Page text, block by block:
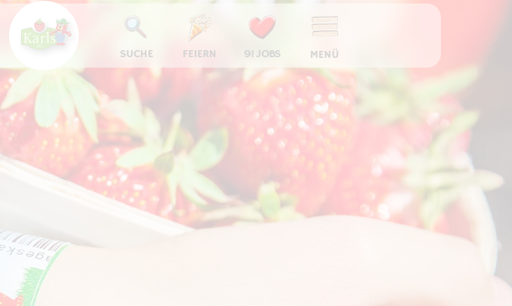
SUCHE FEIERN 91 JOBS MENÜ